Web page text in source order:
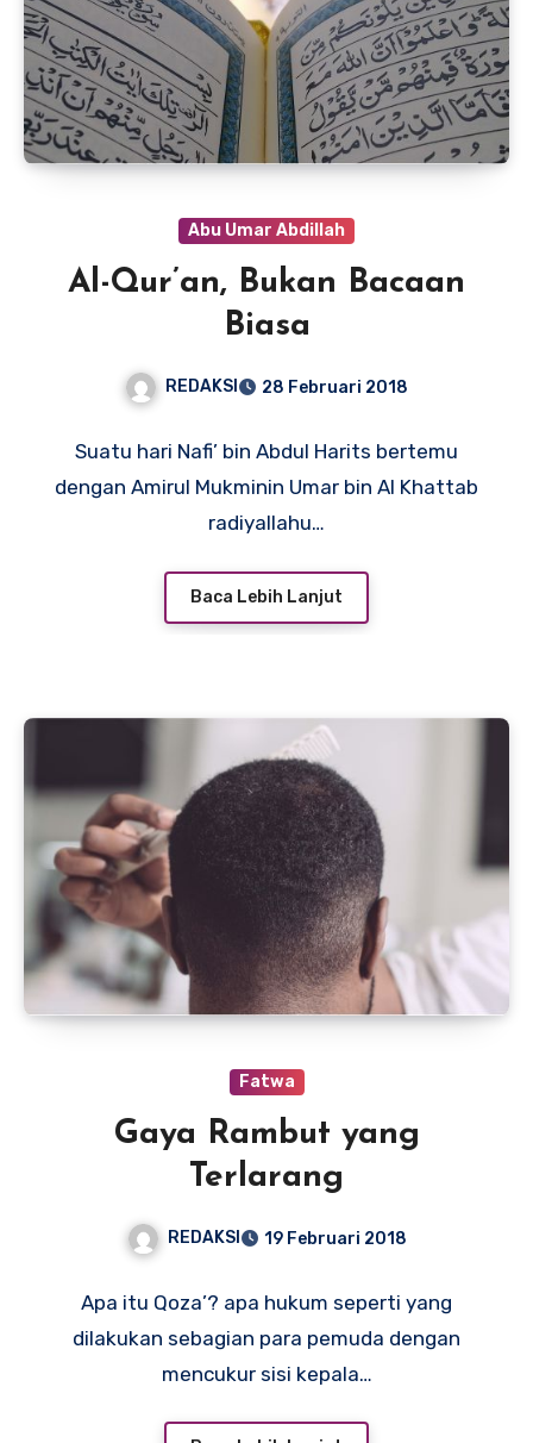
Abu Umar Abdillah
Al-Qur’an, Bukan Bacaan
Biasa
REDAKSI 28 Februari 2018
Suatu hari Nafi’ bin Abdul Harits bertemu
dengan Amirul Mukminin Umar bin Al Khattab
radiyallahu…
Baca Lebih Lanjut
Fatwa
Gaya Rambut yang
Terlarang
REDAKSI 19 Februari 2018
Apa itu Qoza’? apa hukum seperti yang
dilakukan sebagian para pemuda dengan
mencukur sisi kepala…